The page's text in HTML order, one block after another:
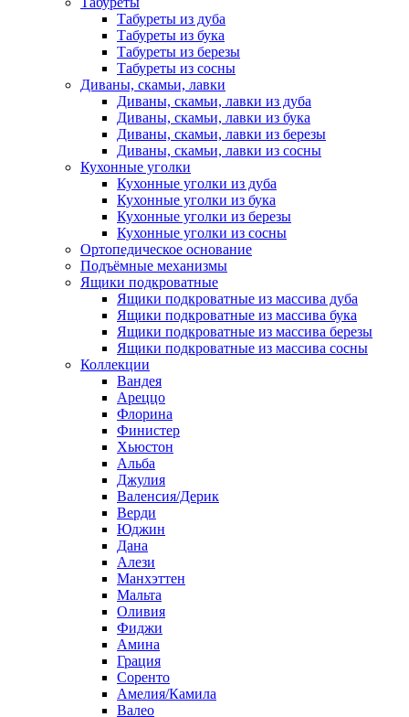
Табуреты из дуба
Табуреты из бука
Табуреты из березы
Табуреты из сосны
Диваны, скамьи, лавки
Диваны, скамьи, лавки из дуба
Диваны, скамьи, лавки из бука
Диваны, скамьи, лавки из березы
Диваны, скамьи, лавки из сосны
Кухонные уголки
Кухонные уголки из дуба
Кухонные уголки из бука
Кухонные уголки из березы
Кухонные уголки из сосны
Ортопедическое основание
Подъёмные механизмы
Ящики подкроватные
Ящики подкроватные из массива дуба
Ящики подкроватные из массива бука
Ящики подкроватные из массива березы
Ящики подкроватные из массива сосны
Коллекции
Вандея
Ареццо
Флорина
Финистер
Хьюстон
Альба
Джулия
Валенсия/Дерик
Верди
Юджин
Дана
Алези
Манхэттен
Мальта
Оливия
Фиджи
Амина
Грация
Соренто
Амелия/Камила
Валео